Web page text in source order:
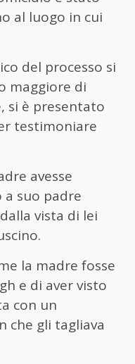
al luogo in cui
del processo si
maggiore di
si è presentato
testimoniare
avesse
suo padre
vista di lei
la madre fosse
e di aver visto
con un
che gli tagliava